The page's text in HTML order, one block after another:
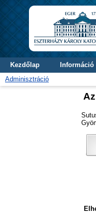
Kezdőlap Információ
Adminisztráció